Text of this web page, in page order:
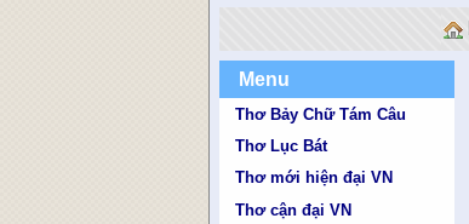
Menu
Thơ Bảy Chữ Tám Câu
Thơ Lục Bát
Thơ mới hiện đại VN
Thơ cận đại VN